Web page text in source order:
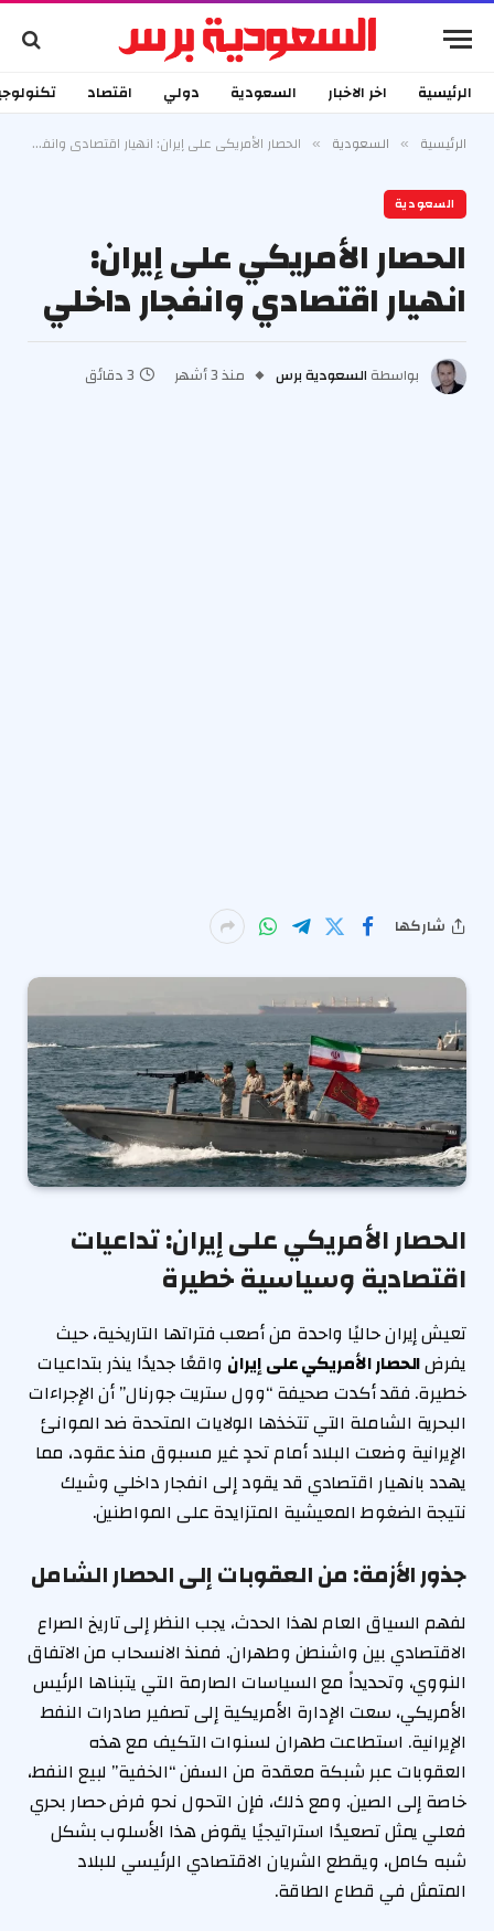
الرئيسية اخر الاخبار السعودية دولي اقتصاد
الرئيسية » السعودية » الحصار الأمريكي على إيران: انهيار اقتصادي وانفجار داخلي
السعودية
الحصار الأمريكي على إيران:
انهيار اقتصادي وانفجار داخلي
بواسطة السعودية برس منذ 3 أشهر 3 دقائق
شاركها
الحصار الأمريكي على إيران: تداعيات
اقتصادية وسياسية خطيرة
تعيش إيران حاليًا واحدة من أصعب فتراتها التاريخية، حيث
يفرضالحصار الأمريكي على إيران واقعًا جديدًا ينذر بتداعيات
خطيرة. فقد أكدت صحيفة “وول ستريت جورنال” أن الإجراءات
البحرية الشاملة التي تتخذها الولايات المتحدة ضد الموانئ
الإيرانية وضعت البلاد أمام تحدٍ غير مسبوق منذ عقود، مما
يهدد بانهيار اقتصادي قد يقود إلى انفجار داخلي وشيك
نتيجة الضغوط المعيشية المتزايدة على المواطنين.
جذور الأزمة: من العقوبات إلى الحصار الشامل
لفهم السياق العام لهذا الحدث، يجب النظر إلى تاريخ الصراع
الاقتصادي بين واشنطن وطهران. فمنذ الانسحاب من الاتفاق
النووي، وتحديداً مع السياسات الصارمة التي يتبناها الرئيس
الأمريكي، سعت الإدارة الأمريكية إلى تصفير صادرات النفط
الإيرانية. استطاعت طهران لسنوات التكيف مع هذه
العقوبات عبر شبكة معقدة من السفن “الخفية” لبيع النفط،
خاصة إلى الصين. ومع ذلك، فإن التحول نحو فرض حصار بحري
فعلي يمثل تصعيدًا استراتيجيًا يقوض هذا الأسلوب بشكل
شبه كامل، ويقطع الشريان الاقتصادي الرئيسي للبلاد
المتمثل في قطاع الطاقة.